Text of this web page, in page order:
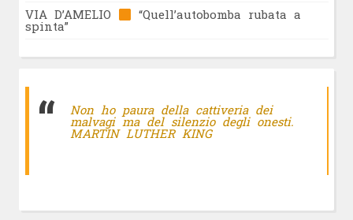
VIA D’AMELIO
“Quell’autobomba rubata a
spinta”
Non ho paura della cattiveria dei
malvagi ma del silenzio degli onesti.
MARTIN LUTHER KING